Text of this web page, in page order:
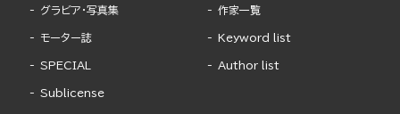
グラビア・写真集
モーター誌
SPECIAL
Sublicense
作家一覧
Keyword list
Author list